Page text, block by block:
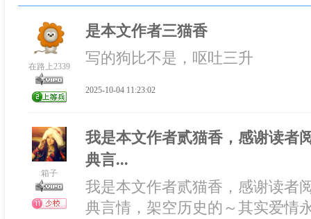
在路上2339
是本文作者三猫香
写的狗比不是，呕吐三升
2025-10-04 11:23:02
箱子
我是本文作者贰猫香，感谢读者
典言...
我是本文作者贰猫香，感谢读者
典言情，架空历史的～其实爱情